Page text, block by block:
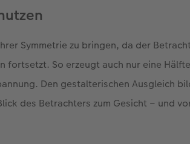
Symmetrie zu bringen, da der
fortsetzt. So erzeugt auch nur eine
Den gestalterischen Ausgleich
des Betrachters zum Gesicht – und